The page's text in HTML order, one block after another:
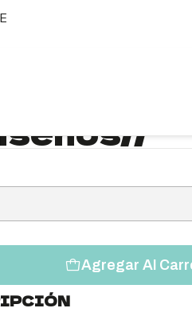
de Malla //Diseños//
de
Agregar Al